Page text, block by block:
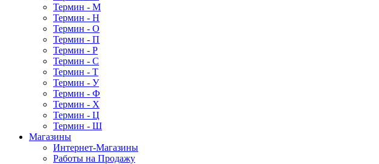
Термин - М
Термин - Н
Термин - О
Термин - П
Термин - Р
Термин - С
Термин - Т
Термин - У
Термин - Ф
Термин - Х
Термин - Ц
Термин - Ш
Магазины
Интернет-Магазины
Работы на Продажу